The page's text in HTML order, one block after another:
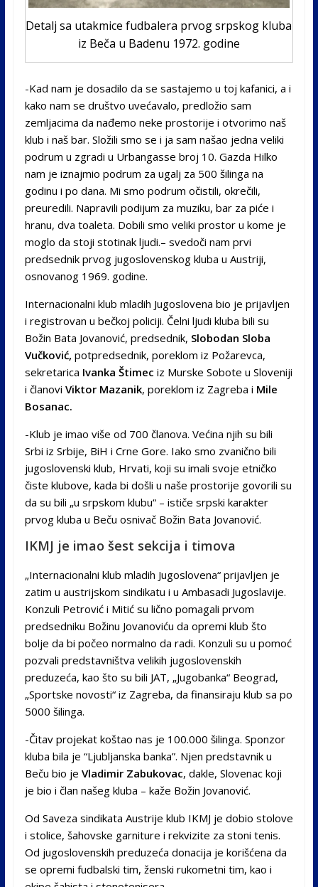
Detalj sa utakmice fudbalera prvog srpskog kluba
iz Beča u Badenu 1972. godine
-Kad nam je dosadilo da se sastajemo u toj kafanici, a i
kako nam se društvo uvećavalo, predložio sam
zemljacima da nađemo neke prostorije i otvorimo naš
klub i naš bar. Složili smo se i ja sam našao jedna veliki
podrum u zgradi u Urbangasse broj 10. Gazda Hilko
nam je iznajmio podrum za ugalj za 500 šilinga na
godinu i po dana. Mi smo podrum očistili, okrečili,
preuredili. Napravili podijum za muziku, bar za piće i
hranu, dva toaleta. Dobili smo veliki prostor u kome je
moglo da stoji stotinak ljudi.– svedoči nam prvi
predsednik prvog jugoslovenskog kluba u Austriji,
osnovanog 1969. godine.
Internacionalni klub mladih Jugoslovena bio je prijavljen
i registrovan u bečkoj policiji. Čelni ljudi kluba bili su
Božin Bata Jovanović, predsednik, Slobodan Sloba
Vučković, potpredsednik, poreklom iz Požarevca,
sekretarica Ivanka Štimec iz Murske Sobote u Sloveniji
i članovi Viktor Mazanik, poreklom iz Zagreba i Mile
Bosanac.
-Klub je imao više od 700 članova. Većina njih su bili
Srbi iz Srbije, BiH i Crne Gore. Iako smo zvanično bili
jugoslovenski klub, Hrvati, koji su imali svoje etničko
čiste klubove, kada bi došli u naše prostorije govorili su
da su bili „u srpskom klubu“ – ističe srpski karakter
prvog kluba u Beču osnivač Božin Bata Jovanović.
IKMJ je imao šest sekcija i timova
„Internacionalni klub mladih Jugoslovena“ prijavljen je
zatim u austrijskom sindikatu i u Ambasadi Jugoslavije.
Konzuli Petrović i Mitić su lično pomagali prvom
predsedniku Božinu Jovanoviću da opremi klub što
bolje da bi počeo normalno da radi. Konzuli su u pomoć
pozvali predstavništva velikih jugoslovenskih
preduzeća, kao što su bili JAT, „Jugobanka“ Beograd,
„Sportske novosti“ iz Zagreba, da finansiraju klub sa po
5000 šilinga.
-Čitav projekat koštao nas je 100.000 šilinga. Sponzor
kluba bila je “Ljubljanska banka”. Njen predstavnik u
Beču bio je Vladimir Zabukovac, dakle, Slovenac koji
je bio i član našeg kluba – kaže Božin Jovanović.
Od Saveza sindikata Austrije klub IKMJ je dobio stolove
i stolice, šahovske garniture i rekvizite za stoni tenis.
Od jugoslovenskih preduzeća donacija je korišćena da
se opremi fudbalski tim, ženski rukometni tim, kao i